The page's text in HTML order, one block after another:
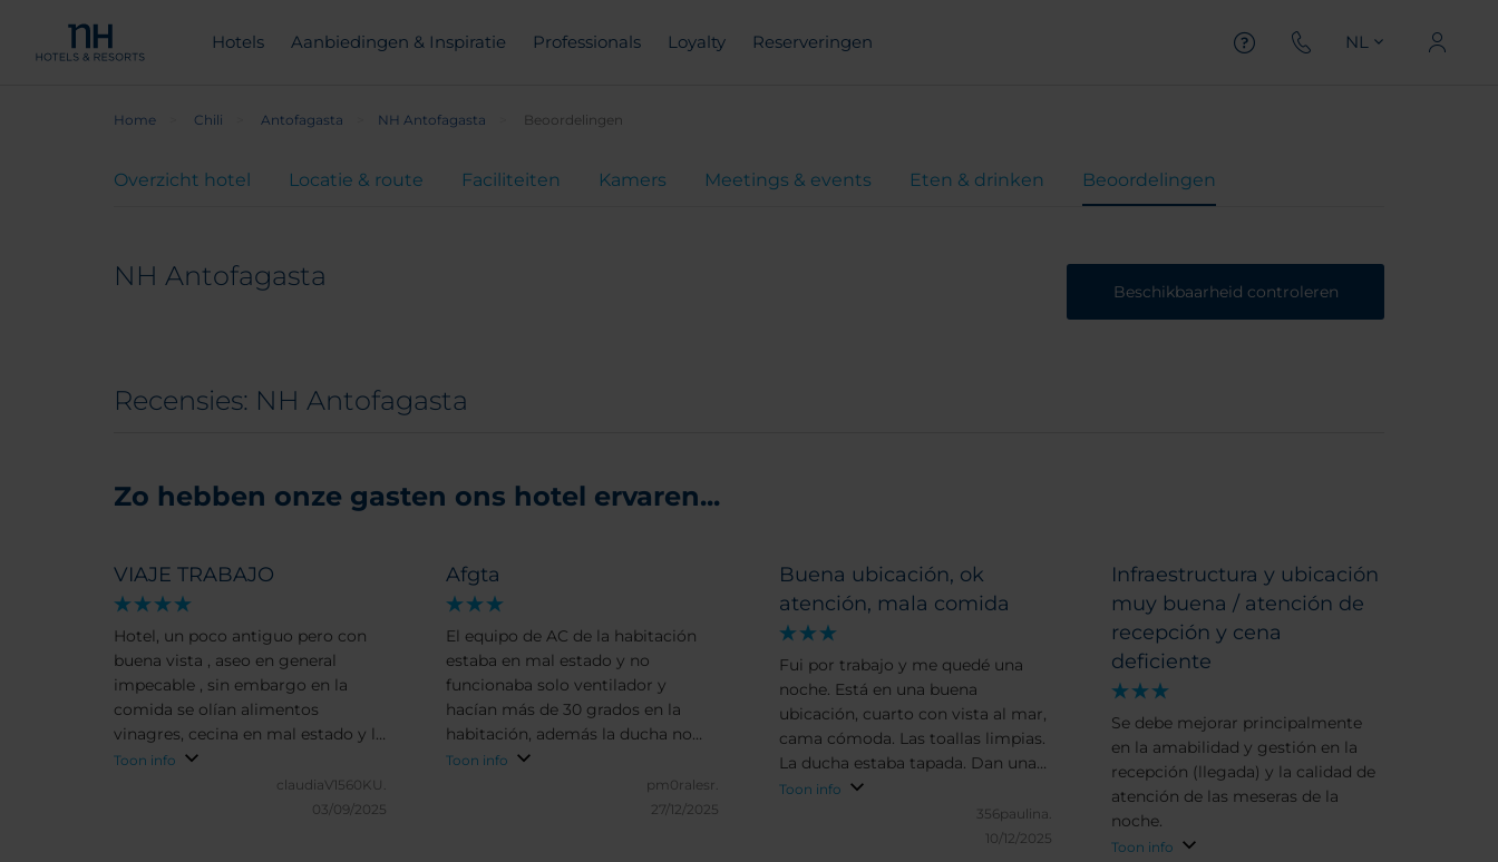
Hotels Aanbiedingen & Inspiratie Professionals Loyalty Reserveringen NL
Home Chili Antofagasta NH Antofagasta Beoordelingen
Overzicht hotel Locatie & route Faciliteiten Kamers Meetings & events Eten & drinken Beoordelingen
NH Antofagasta Beschikbaarheid controleren
Recensies: NH Antofagasta
Zo hebben onze gasten ons hotel ervaren...
VIAJE TRABAJO
Hotel, un poco antiguo pero con
buena vista , aseo en general
impecable , sin embargo en la
comida se olían alimentos
vinagres, cecina en mal estado y la
bollería un poco añeja.
Toon info
claudiaV1560KU.
03/09/2025
Afgta
El equipo de AC de la habitación
estaba en mal estado y no
funcionaba solo ventilador y
hacían más de 30 grados en la
habitación, además la ducha no
estaba en buen estado
Toon info
pm0ralesr.
27/12/2025
Buena ubicación, ok
atención, mala comida
Fui por trabajo y me quedé una
noche. Está en una buena
ubicación, cuarto con vista al mar,
cama cómoda. Las toallas limpias.
La ducha estaba tapada. Dan una
botella de agua de cortesía y el
minibar estaba bien abastecido. La
tele solo tenía cable.... ninguna
Toon info
356paulina.
10/12/2025
Infraestructura y ubicación
muy buena / atención de
recepción y cena
deficiente
Se debe mejorar principalmente
en la amabilidad y gestión en la
recepción (llegada) y la calidad de
atención de las meseras de la
noche.
Toon info